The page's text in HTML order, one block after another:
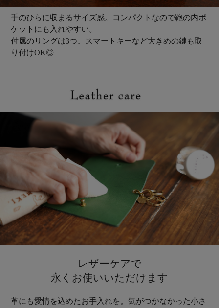
手のひらに収まるサイズ感。コンパクトなので鞄の内ポ
ケットにも入れやすい。
付属のリングは3つ。スマートキーなど大きめの鍵も取
り付けOK◎
レザーケアで
永くお使いいただけます
革にも愛情を込めたお手入れを。気がつかなかった小さ